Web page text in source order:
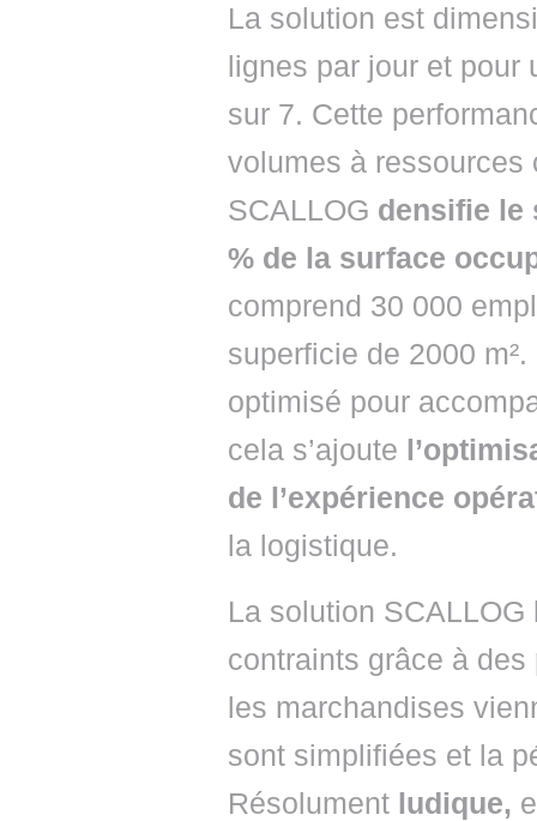
La solution est
lignes par jour et pour
sur 7. Cette
volumes à ressources
SCALLOG densifie le
% de la surface
comprend 30 000
superficie de 2000
optimisé pour
cela s’ajoute
de l’expérience
la logistique.
La solution
contraints grâce à des
les marchandises
sont simplifiées et la
Résolument ludique,